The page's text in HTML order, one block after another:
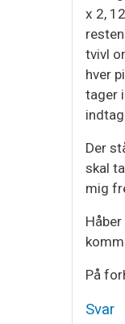
x 2,
tvivl
hver
tager
Der
skal
mig
På
Svar